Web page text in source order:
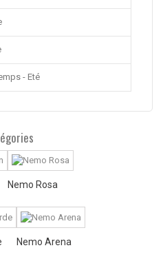
- Eté
Nemo Rosa
Nemo Arena